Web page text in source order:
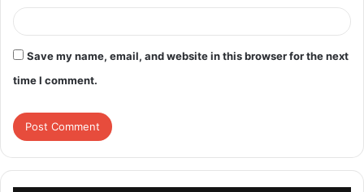
Save my name, email, and website in this browser for the next
time I comment.